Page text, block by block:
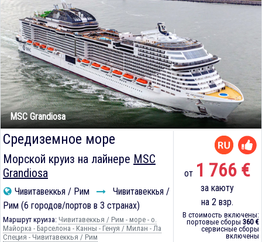
MSC Grandiosa
Средиземное море
Морской круиз на лайнере MSC
Grandiosa
Чивитавеккья / Рим
Чивитавеккья /
Рим (6 городов/портов в 3 странах)
Маршрут круиза: Чивитавеккья / Рим - море - о.
Майорка - Барселона - Канны - Генуя / Милан - Ла
Специя - Чивитавеккья / Рим
от 1 766 €
за каюту
на 2 взр.
В стоимость включены:
портовые сборы 360 €
сервисные сборы
включены